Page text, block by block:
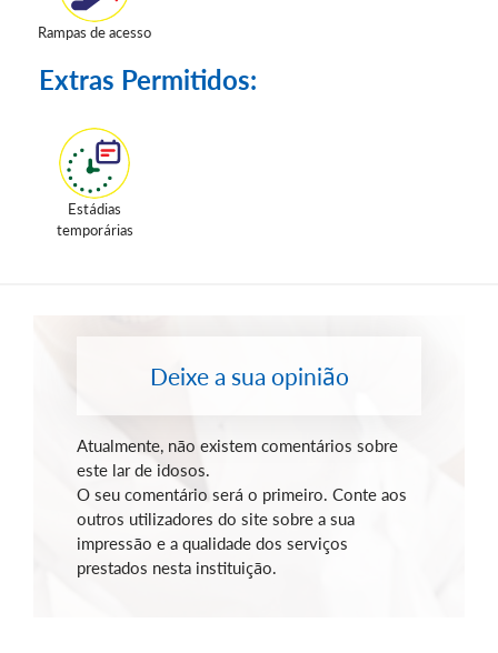
Rampas de acesso
Extras Permitidos:
Estádias
temporárias
Deixe a sua opinião
Atualmente, não existem comentários sobre
este lar de idosos.
O seu comentário será o primeiro. Conte aos
outros utilizadores do site sobre a sua
impressão e a qualidade dos serviços
prestados nesta instituição.